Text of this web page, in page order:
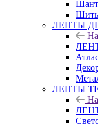
ЛЕНТЫ
ЛЕНТЫ